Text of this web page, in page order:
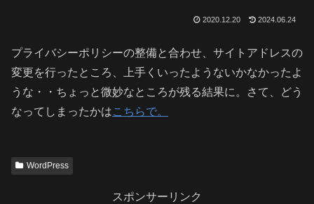
2020.12.20 2024.06.24
プライバシーポリシーの整備と合わせ、サイトアドレスの
変更を行ったところ、上手くいったようないかなかったよ
うな・・ちょっと微妙なところが残る結果に。さて、どう
なってしまったかはこちらで。
WordPress
スポンサーリンク